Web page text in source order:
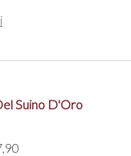
Suino D'Oro